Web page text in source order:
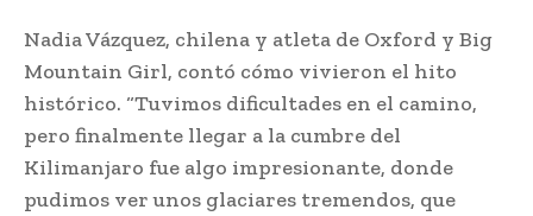
Nadia Vázquez, chilena y atleta de Oxford y Big
Mountain Girl, contó cómo vivieron el hito
histórico. “Tuvimos dificultades en el camino,
pero finalmente llegar a la cumbre del
Kilimanjaro fue algo impresionante, donde
pudimos ver unos glaciares tremendos, que